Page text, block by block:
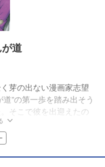
道
芽の出ない漫画家志望
”の第一歩を踏み出そう
そこで彼を出迎えたの
セクハラ魔の売れっ子漫
画界で大暴れ!?『七つの
ディー!!